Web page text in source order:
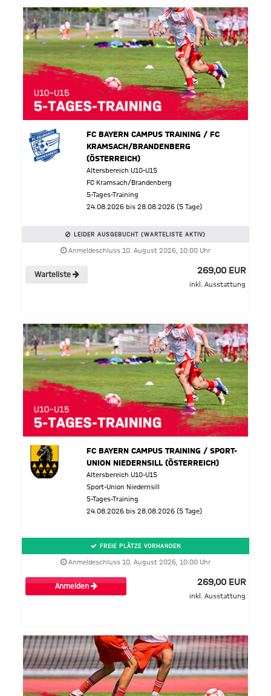
FC BAYERN CAMPUS TRAINING / FC
KRAMSACH/BRANDENBERG
(ÖSTERREICH)
Altersbereich U10-U15
FC Kramsach/Brandenberg
5-Tages-Training
24.08.2026 bis 28.08.2026 (5 Tage)
LEIDER AUSGEBUCHT (WARTELISTE AKTIV)
Anmeldeschluss 10. August 2026, 10:00 Uhr
Warteliste 269,00 EUR
inkl. Ausstattung
FC BAYERN CAMPUS TRAINING / SPORT-
UNION NIEDERNSILL (ÖSTERREICH)
Altersbereich U10-U15
Sport-Union Niedernsill
5-Tages-Training
24.08.2026 bis 28.08.2026 (5 Tage)
FREIE PLÄTZE VORHANDEN
Anmeldeschluss 10. August 2026, 10:00 Uhr
Anmelden 269,00 EUR
inkl. Ausstattung